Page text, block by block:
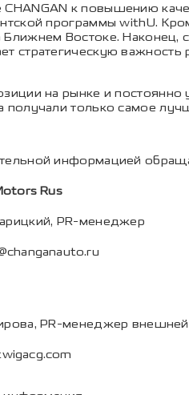
CHANGAN к повышению
программы withU.
Востоке. Наконец,
стратегическую важность
на рынке и
получали только самое
информацией
Rus
PR-менеджер
PR-менеджер